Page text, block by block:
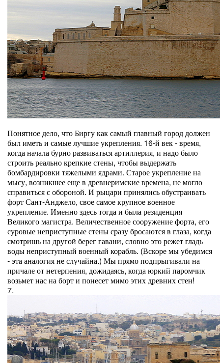
Понятное дело, что Биргу как самый главный город должен
был иметь и самые лучшие укрепления. 16-й век - время,
когда начала бурно развиваться артиллерия, и надо было
строить реально крепкие стены, чтобы выдержать
бомбардировки тяжелыми ядрами. Старое укрепление на
мысу, возникшее еще в древнеримские времена, не могло
справиться с обороной. И рыцари принялись обустраивать
форт Сант-Анджело, свое самое крупное военное
укрепление. Именно здесь тогда и была резиденция
Великого магистра. Величественное сооружение форта, его
суровые неприступные стены сразу бросаются в глаза, когда
смотришь на другой берег гавани, словно это режет гладь
воды неприступный военный корабль. (Вскоре мы убедимся
- эта аналогия не случайна.) Мы прямо подпрыгивали на
причале от нетерпения, дожидаясь, когда юркий паромчик
возьмет нас на борт и понесет мимо этих древних стен!
7.